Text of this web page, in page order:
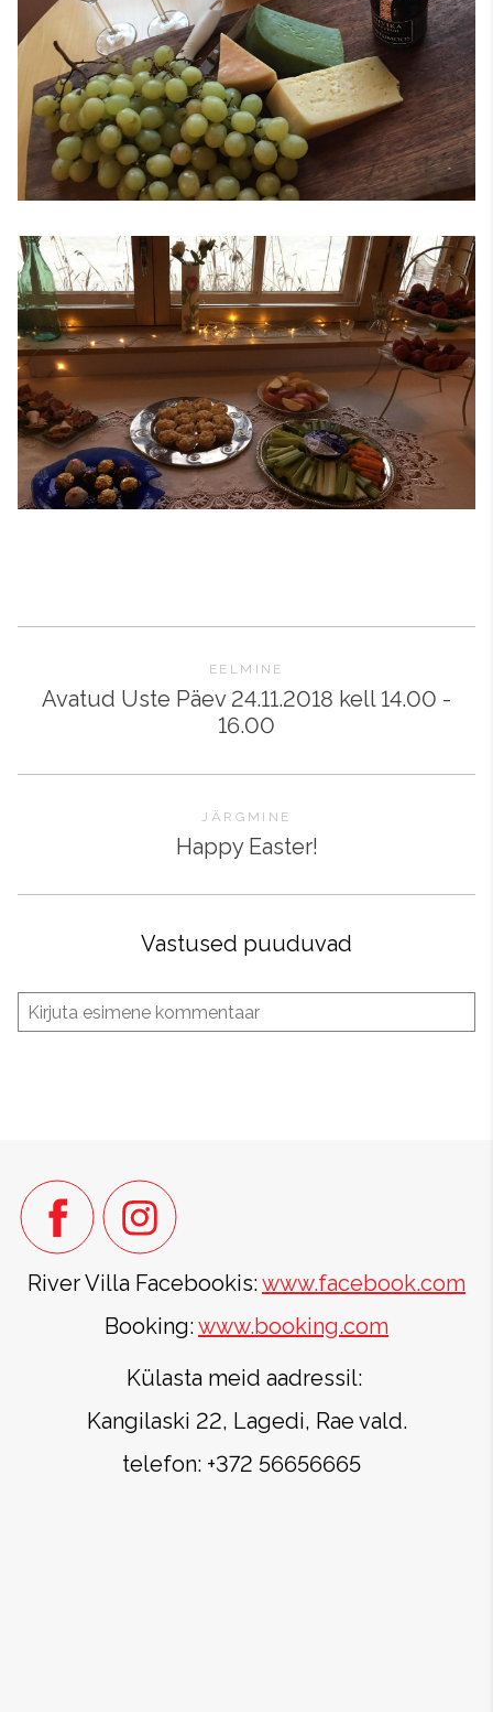
EELMINE
Avatud Uste Päev 24.11.2018 kell 14.00 -
16.00
JÄRGMINE
Happy Easter!
Vastused puuduvad
River Villa Facebookis:www.facebook.com
Booking:www.booking.com
Külasta meid aadressil:
Kangilaski 22, Lagedi, Rae vald.
telefon: +372 56656665